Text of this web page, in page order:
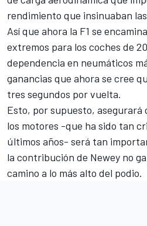
rendimiento que insinuaban
Así que ahora la F1 se
extremos para los coches de
dependencia en neumáticos
ganancias que ahora se cree
tres segundos por vuelta.
Esto, por supuesto, asegurará
los motores -que ha sido tan
últimos años- será tan
la contribución de Newey no
camino a lo más alto del podio.